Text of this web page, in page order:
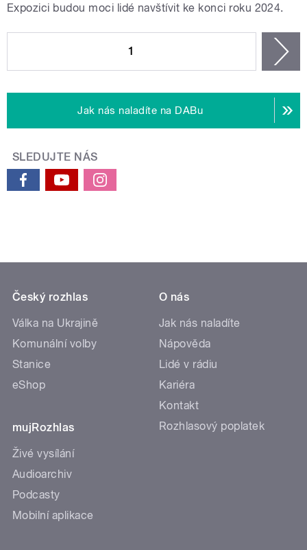
Expozici budou moci lidé navštívit ke konci roku 2024.
1
Jak nás naladíte na DABu
SLEDUJTE NÁS
Český rozhlas
Válka na Ukrajině
Komunální volby
Stanice
eShop
mujRozhlas
Živé vysílání
Audioarchiv
Podcasty
Mobilní aplikace
O nás
Jak nás naladíte
Nápověda
Lidé v rádiu
Kariéra
Kontakt
Rozhlasový poplatek